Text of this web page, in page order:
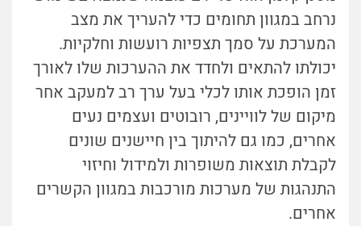
נרחב במגוון תחומים כדי להעריך את מצב
המערכת על סמך תצפיות רועשות וחלקיות.
יכולתו להתאים ולחדד את ההערכות שלו לאורך
זמן הופכת אותו לכלי בעל ערך רב למעקב אחר
מיקום של לוויינים, רובוטים ועצמים נעים
אחרים, כמו גם להיתוך בין חיישנים שונים
לקבלת תוצאות משופרות ולמידול וחיזוי
התנהגות של מערכות מורכבות במגוון הקשרים
אחרים.